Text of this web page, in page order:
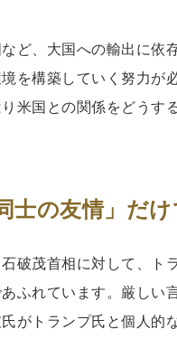
ど、大国への輸出に依
を構築していく努力
米国との関係をどうす
士の友情」だ
破茂首相に対して、
ふれています。厳しい
がトランプ氏と個人